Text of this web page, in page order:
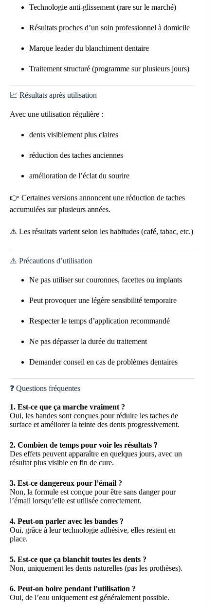
Technologie anti-glissement (rare sur le marché)
Résultats proches d’un soin professionnel à domicile
Marque leader du blanchiment dentaire
Traitement structuré (programme sur plusieurs jours)
📈 Résultats après utilisation
Avec une utilisation régulière :
dents visiblement plus claires
réduction des taches anciennes
amélioration de l’éclat du sourire
👉 Certaines versions annoncent une réduction de taches
accumulées sur plusieurs années.
⚠️ Les résultats varient selon les habitudes (café, tabac, etc.)
⚠️ Précautions d’utilisation
Ne pas utiliser sur couronnes, facettes ou implants
Peut provoquer une légère sensibilité temporaire
Respecter le temps d’application recommandé
Ne pas dépasser la durée du traitement
Demander conseil en cas de problèmes dentaires
❓ Questions fréquentes
1. Est-ce que ça marche vraiment ?
Oui, les bandes sont conçues pour réduire les taches de
surface et améliorer la teinte des dents progressivement.
2. Combien de temps pour voir les résultats ?
Des effets peuvent apparaître en quelques jours, avec un
résultat plus visible en fin de cure.
3. Est-ce dangereux pour l’émail ?
Non, la formule est conçue pour être sans danger pour
l’émail lorsqu’elle est utilisée correctement.
4. Peut-on parler avec les bandes ?
Oui, grâce à leur technologie adhésive, elles restent en
place.
5. Est-ce que ça blanchit toutes les dents ?
Non, uniquement les dents naturelles (pas les prothèses).
6. Peut-on boire pendant l’utilisation ?
Oui, de l’eau uniquement est généralement possible.